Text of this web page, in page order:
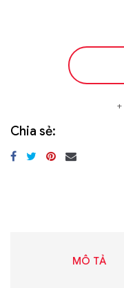
Chia sẻ:
MÔ TẢ